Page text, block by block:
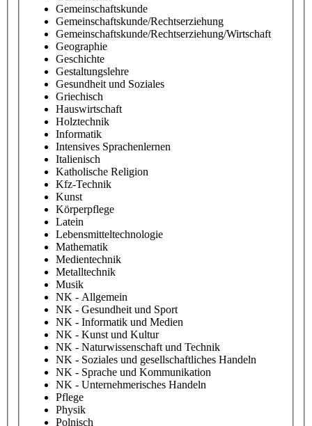
Gemeinschaftskunde
Gemeinschaftskunde/Rechtserziehung
Gemeinschaftskunde/Rechtserziehung/Wirtschaft
Geographie
Geschichte
Gestaltungslehre
Gesundheit und Soziales
Griechisch
Hauswirtschaft
Holztechnik
Informatik
Intensives Sprachenlernen
Italienisch
Katholische Religion
Kfz-Technik
Kunst
Körperpflege
Latein
Lebensmitteltechnologie
Mathematik
Medientechnik
Metalltechnik
Musik
NK - Allgemein
NK - Gesundheit und Sport
NK - Informatik und Medien
NK - Kunst und Kultur
NK - Naturwissenschaft und Technik
NK - Soziales und gesellschaftliches Handeln
NK - Sprache und Kommunikation
NK - Unternehmerisches Handeln
Pflege
Physik
Polnisch